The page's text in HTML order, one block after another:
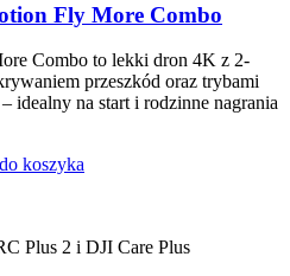
Fly More Combo
Combo to lekki dron 4K z 2-
przeszkód oraz trybami
idealny na start i rodzinne nagrania
koszyka
Plus 2 i DJI Care Plus